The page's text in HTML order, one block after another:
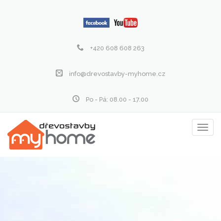
+420 608 608 263
info@drevostavby-myhome.cz
Po - Pá: 08.00 - 17.00
menu